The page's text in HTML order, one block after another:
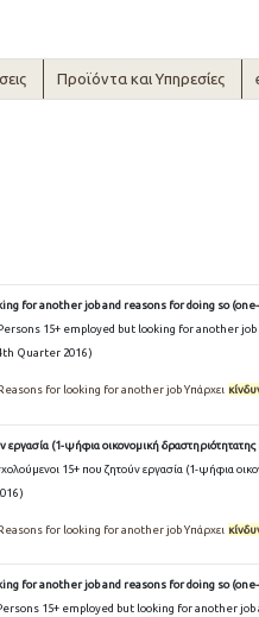
Προϊόντα και Υπηρεσίες
for another job and reasons for doing so
15+ employed but looking for another
Quarter 2016 )
for looking for another job Υπάρχει
εργασία (1-ψήφια οικονομική
15+ που ζητούν εργασία (1-ψήφια
)
for looking for another job Υπάρχει
for another job and reasons for doing so
15+ employed but looking for another